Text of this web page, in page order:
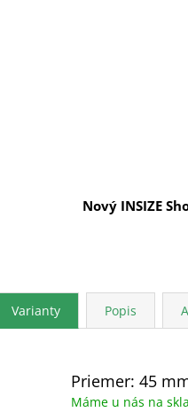
Nový INSIZE
Varianty Popis
Priemer: 45
Máme u nás na